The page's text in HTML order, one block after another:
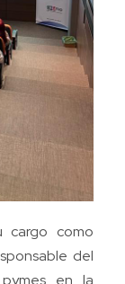
cargo como
del
en la